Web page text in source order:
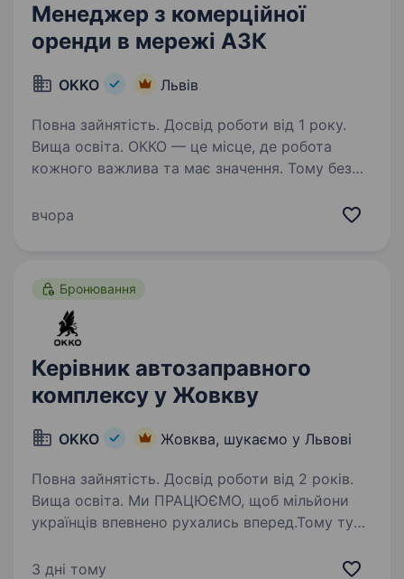
Менеджер з комерційної
оренди в мережі АЗК
OKKO Львів
Повна зайнятість. Досвід роботи від 1 року.
Вища освіта. ОККО — це місце, де робота
кожного важлива та має значення. Тому без
формуймо надійний тил нашої країни разом!
вчора
Бронювання
Керівник автозаправного
комплексу у Жовкву
OKKO Жовква, шукаємо у Львові
Повна зайнятість. Досвід роботи від 2 років.
Вища освіта. Ми ПРАЦЮЄМО, щоб мільйони
українців впевнено рухались вперед.Тому тут
до команди ОККО, формуймо надійний тил
3 дні тому